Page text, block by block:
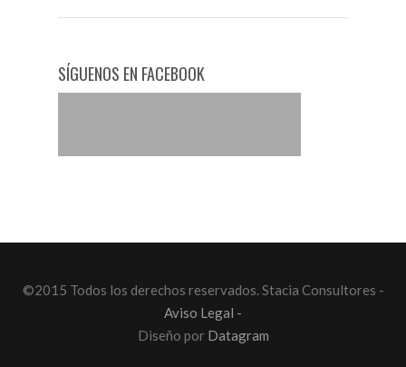
SÍGUENOS EN FACEBOOK
©2015 Todos los derechos reservados. Stacia Consultores -
Aviso Legal -
Diseño por Datagram